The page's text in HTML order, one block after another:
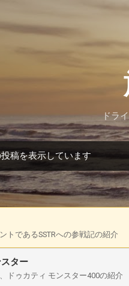
ドラ
稿を表示しています
トであるSSTRへの参戦記の紹介
ター
ドゥカティ モンスター400の紹介